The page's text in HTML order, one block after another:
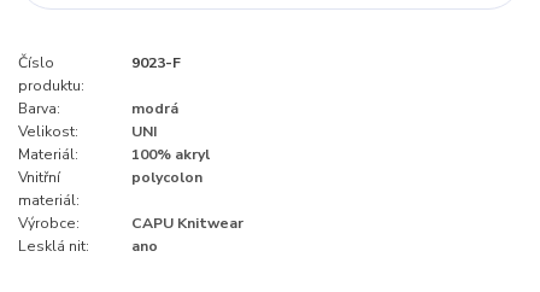
Číslo
produktu:
9023-F
Barva:
modrá
Velikost:
UNI
Materiál:
100% akryl
Vnitřní
materiál:
polycolon
Výrobce:
CAPU Knitwear
Lesklá nit:
ano